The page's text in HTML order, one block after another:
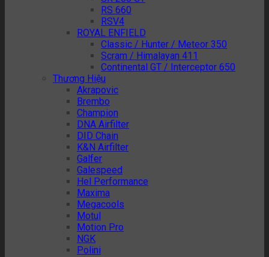
RS 660
RSV4
ROYAL ENFIELD
Classic / Hunter / Meteor 350
Scram / Himalayan 411
Continental GT / Interceptor 650
Thương Hiệu
Akrapovic
Brembo
Champion
DNA Airfilter
DID Chain
K&N Airfilter
Galfer
Galespeed
Hel Performance
Maxima
Megacools
Motul
Motion Pro
NGK
Polini